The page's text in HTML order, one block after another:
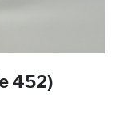
452)